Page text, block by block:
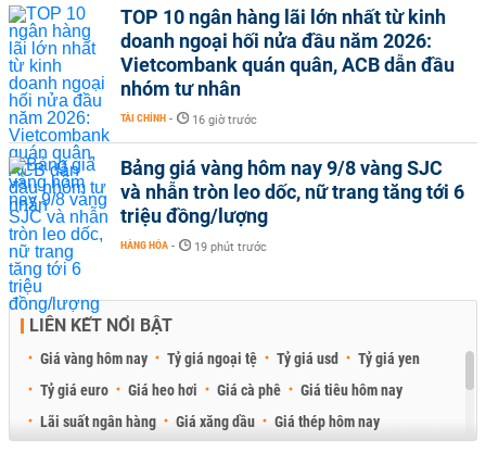
TOP 10 ngân hàng lãi lớn nhất từ kinh
doanh ngoại hối nửa đầu năm 2026:
Vietcombank quán quân, ACB dẫn đầu
nhóm tư nhân
TÀI CHÍNH - 16 giờ trước
Bảng giá vàng hôm nay 9/8 vàng SJC
và nhẫn tròn leo dốc, nữ trang tăng tới 6
triệu đồng/lượng
HÀNG HÓA - 19 phút trước
LIÊN KẾT NỔI BẬT
Giá vàng hôm nay Tỷ giá ngoại tệ Tỷ giá usd
Tỷ giá yen
Tỷ giá euro
Giá heo hơi Giá cà phê
Giá tiêu hôm nay
Lãi suất ngân hàng
Giá xăng dầu
Giá thép hôm nay